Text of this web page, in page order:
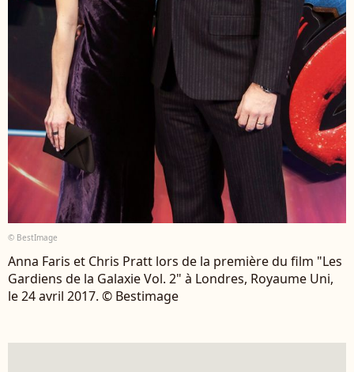
© BestImage
Anna Faris et Chris Pratt lors de la première du film "Les
Gardiens de la Galaxie Vol. 2" à Londres, Royaume Uni,
le 24 avril 2017. © Bestimage